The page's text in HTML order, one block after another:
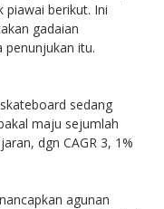
berikut. Ini
gadaian
penunjukan itu.
sedang
maju sejumlah
dgn CAGR 3, 1%
agunan